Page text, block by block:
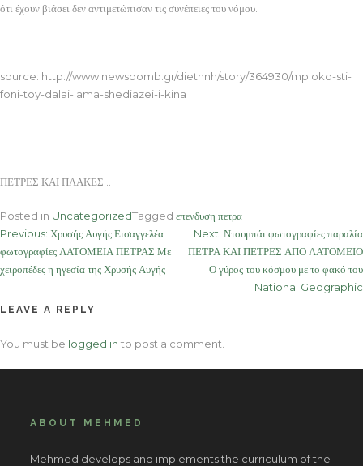
ότι έχουν βιάσει δεν αντιμετώπισαν τις συνέπειες του νόμου.
source: http://www.newsbomb.gr/diethnh/story/364930/mploko-sti-
foni-toy-dalai-lama-shediazei-i-kina
ΠΕΤΡΕΣ ΚΑΙ ΠΛΑΚΕΣ…
Posted in UncategorizedTagged επενδυση πετρα
Post
navigation
Previous: Χρυσής Αυγής Εισαγγελέα
φωτογραφίες ΛΑΤΟΜΕΙΑ ΠΕΤΡΑΣ Με
χειροπέδες η ηγεσία της Χρυσής Αυγής
Next: Ντουμπάι φωτογραφίες παραλία
ΠΕΤΡΑ ΚΑΙ ΠΕΤΡΕΣ ΑΠΟ ΛΑΤΟΜΕΙΟ
Ο γύρος του κόσμου με το φακό του
National Geographic
LEAVE A REPLY
You must be logged in to post a comment.
ABOUT MEHMED
Mehmed develops and implements the curriculum of the